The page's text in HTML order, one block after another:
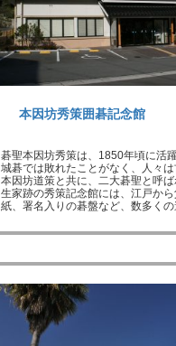
本因坊秀策囲碁記念館
碁聖本因坊秀策は、1850年頃に活
城碁では敗れたことがなく、人々は
本因坊道策と共に、二大碁聖と呼ば
生家跡の秀策記念館には、江戸か
紙、署名入りの碁盤など、数多く